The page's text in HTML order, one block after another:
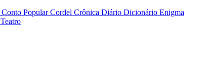
Conto PopularCordel Crônica Diário Dicionário Enigma
Teatro